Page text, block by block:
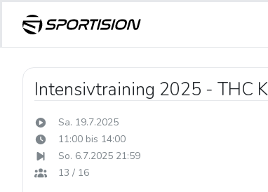
Intensivtraining 2025 - THC
Sa. 19.7.2025
11:00 bis 14:00
So. 6.7.2025 21:59
13 / 16